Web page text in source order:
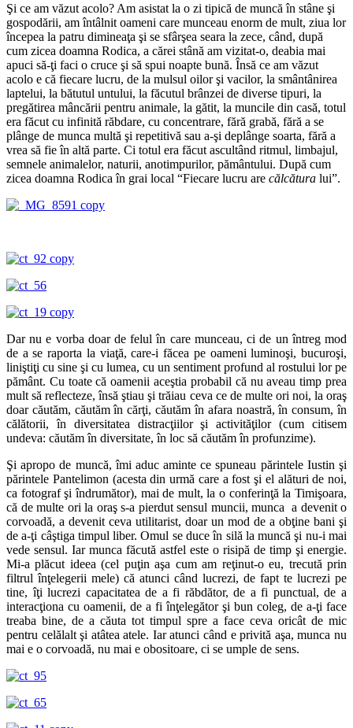
Şi ce am văzut acolo? Am asistat la o zi tipică de muncă în stâne şi
gospodării, am întâlnit oameni care munceau enorm de mult, ziua lor
începea la patru dimineaţa şi se sfârşea seara la zece, când, după
cum zicea doamna Rodica, a cărei stână am vizitat-o, deabia mai
apuci să-ţi faci o cruce şi să spui noapte bună. Însă ce am văzut
acolo e că fiecare lucru, de la mulsul oilor şi vacilor, la smântânirea
laptelui, la bătutul untului, la făcutul brânzei de diverse tipuri, la
pregătirea mâncării pentru animale, la gătit, la muncile din casă, totul
era făcut cu infinită răbdare, cu concentrare, fără grabă, fără a se
plânge de munca multă şi repetitivă sau a-şi deplânge soarta, fără a
vrea să fie în altă parte. Ci totul era făcut ascultând ritmul, limbajul,
semnele animalelor, naturii, anotimpurilor, pământului. După cum
zicea doamna Rodica în grai local “Fiecare lucru are călcătura lui”.
Dar nu e vorba doar de felul în care munceau, ci de un întreg mod
de a se raporta la viaţă, care-i făcea pe oameni luminoşi, bucuroşi,
liniştiţi cu sine şi cu lumea, cu un sentiment profund al rostului lor pe
pământ. Cu toate că oamenii aceştia probabil că nu aveau timp prea
mult să reflecteze, însă ştiau şi trăiau ceva ce de multe ori noi, la oraş
doar căutăm, căutăm în cărţi, căutăm în afara noastră, în consum, în
călătorii, în diversitatea distracţiilor şi activităţilor (cum citisem
undeva: căutăm în diversitate, în loc să căutăm în profunzime).
Şi apropo de muncă, îmi aduc aminte ce spuneau părintele Iustin şi
părintele Pantelimon (acesta din urmă care a fost şi el alături de noi,
ca fotograf şi îndrumător), mai de mult, la o conferinţă la Timişoara,
că de multe ori la oraş s-a pierdut sensul muncii, munca a devenit o
corvoadă, a devenit ceva utilitarist, doar un mod de a obţine bani şi
de a-ţi câştiga timpul liber. Omul se duce în silă la muncă şi nu-i mai
vede sensul. Iar munca făcută astfel este o risipă de timp şi energie.
Mi-a plăcut ideea (cel puţin aşa cum am reţinut-o eu, trecută prin
filtrul înţelegerii mele) că atunci când lucrezi, de fapt te lucrezi pe
tine, îţi lucrezi capacitatea de a fi răbdător, de a fi punctual, de a
interacţiona cu oamenii, de a fi înţelegător şi bun coleg, de a-ţi face
treaba bine, de a căuta tot timpul spre a face ceva oricât de mic
pentru celălalt şi atâtea atele. Iar atunci când e privită aşa, munca nu
mai e o corvoadă, nu mai e obositoare, ci se umple de sens.